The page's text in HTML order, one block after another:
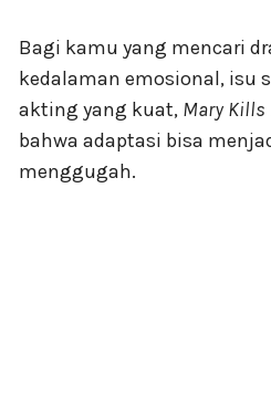
Bagi kamu yang mencari
kedalaman emosional, isu
akting yang kuat, Mary Kills
bahwa adaptasi bisa
menggugah.